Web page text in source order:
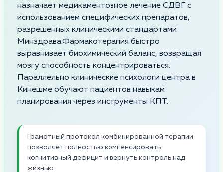
назначает медикаментозное лечение СДВГ с
использованием специфических препаратов,
разрешенных клиническими стандартами
Минздрава.Фармакотерапия быстро
выравнивает биохимический баланс, возвращая
мозгу способность концентрироваться.
Параллельно клинические психологи центра в
Кинешме обучают пациентов навыкам
планирования через инструменты КПТ.
Грамотный протокол комбинированной терапии
позволяет полностью компенсировать
когнитивный дефицит и вернуть контроль над
жизнью